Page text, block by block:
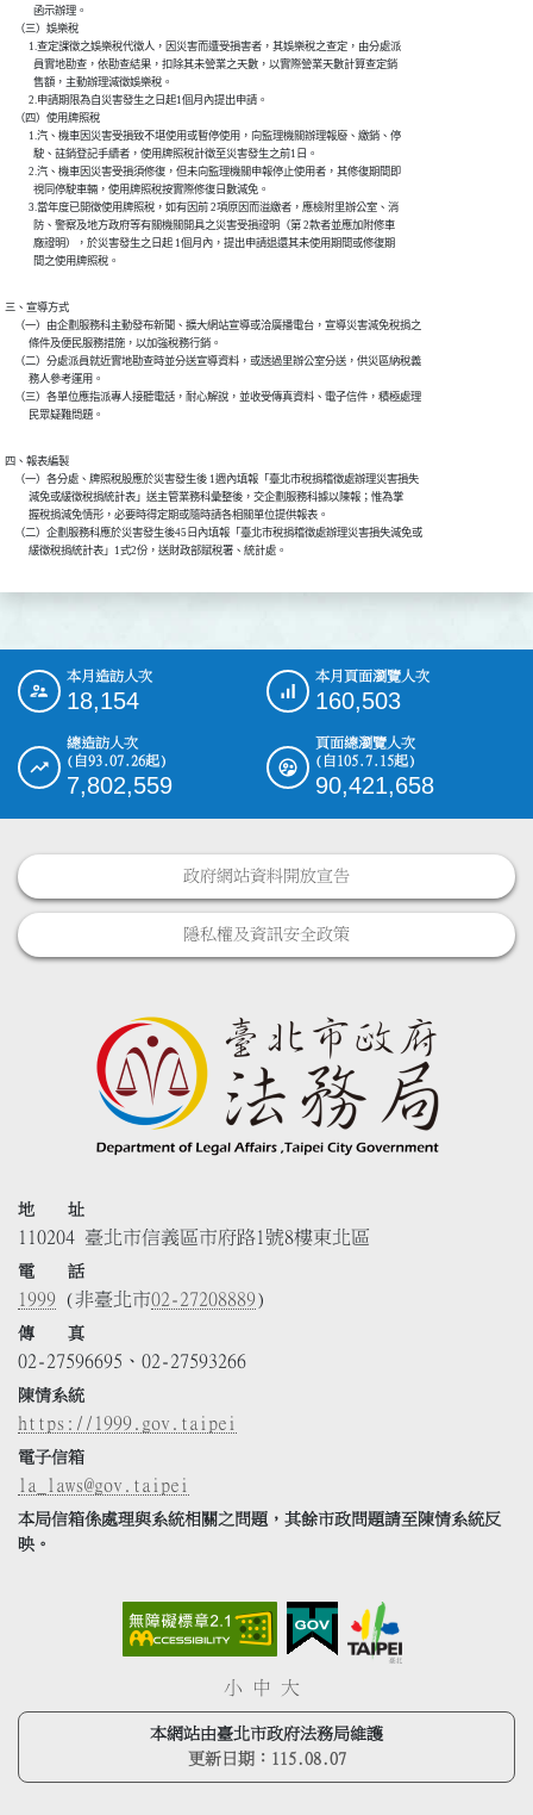
            函示辦理。
    （三）娛樂稅
          1.查定課徵之娛樂稅代徵人，因災害而遭受損害者，其娛樂稅之查定，由分處派
            員實地勘查，依勘查結果，扣除其未營業之天數，以實際營業天數計算查定銷
            售額，主動辦理減徵娛樂稅。
          2.申請期限為自災害發生之日起1個月內提出申請。
    （四）使用牌照稅
          1.汽、機車因災害受損致不堪使用或暫停使用，向監理機關辦理報廢、繳銷、停
            駛、註銷登記手續者，使用牌照稅計徵至災害發生之前1日。
          2.汽、機車因災害受損須修復，但未向監理機關申報停止使用者，其修復期間即
            視同停駛車輛，使用牌照稅按實際修復日數減免。
          3.當年度已開徵使用牌照稅，如有因前 2項原因而溢繳者，應檢附里辦公室、消
            防、警察及地方政府等有關機關開具之災害受損證明（第 2款者並應加附修車
            廠證明），於災害發生之日起 1個月內，提出申請退還其未使用期間或修復期
            間之使用牌照稅。
三、宣導方式
    （一）由企劃服務科主動發布新聞、擴大網站宣導或洽廣播電台，宣導災害減免稅捐之
          條件及便民服務措施，以加強稅務行銷。
    （二）分處派員就近實地勘查時並分送宣導資料，或透過里辦公室分送，供災區納稅義
          務人參考運用。
    （三）各單位應指派專人接聽電話，耐心解說，並收受傳真資料、電子信件，積極處理
          民眾疑難問題。
四、報表編製
    （一）各分處、牌照稅股應於災害發生後 1週內填報「臺北市稅捐稽徵處辦理災害損失
          減免或緩徵稅捐統計表」送主管業務科彙整後，交企劃服務科據以陳報；惟為掌
          握稅捐減免情形，必要時得定期或隨時請各相關單位提供報表。
    （二）企劃服務科應於災害發生後45日內填報「臺北市稅捐稽徵處辦理災害損失減免或
          緩徵稅捐統計表」1式2份，送財政部賦稅署、統計處。
::: 本月造訪人次
18,154
本月頁面瀏覽人次
160,503
總造訪人次
(自93.07.26起)
7,802,559
頁面總瀏覽人次
(自105.7.15起)
90,421,658
政府網站資料開放宣告
隱私權及資訊安全政策
地 址
110204 臺北市信義區市府路1號8樓東北區
電 話
1999 (非臺北市02-27208889)
傳 真
02-27596695、02-27593266
陳情系統
https://1999.gov.taipei
電子信箱
la_laws@gov.taipei
本局信箱係處理與系統相關之問題，其餘市政問題請至陳情系統反
映。
小 中 大
本網站由臺北市政府法務局維護
更新日期： 115.08.07